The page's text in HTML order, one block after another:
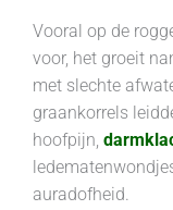
Vooral op de
voor, het groeit
met slechte
graankorrels
hoofpijn,
auradofheid.